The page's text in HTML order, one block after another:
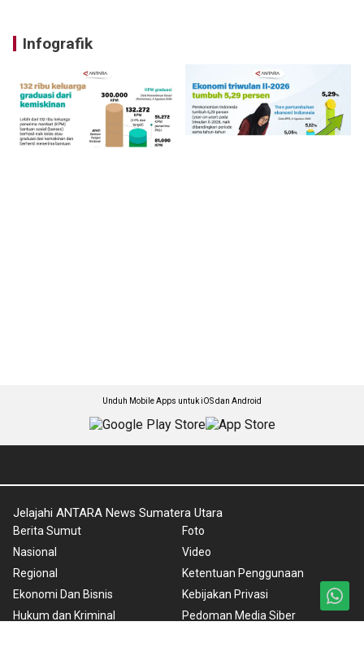
Infografik
Unduh Mobile Apps untuk iOS dan Android
Jelajahi ANTARA News Sumatera Utara
Berita Sumut
Nasional
Regional
Ekonomi Dan Bisnis
Hukum dan Kriminal
Foto
Video
Ketentuan Penggunaan
Kebijakan Privasi
Pedoman Media Siber